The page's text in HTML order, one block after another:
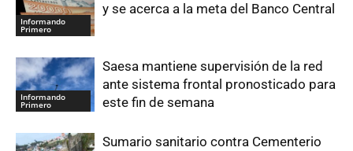
Informando
Primero
y se acerca a la meta del Banco Central
Informando
Primero
Saesa mantiene supervisión de la red
ante sistema frontal pronosticado para
este fin de semana
Sumario sanitario contra Cementerio